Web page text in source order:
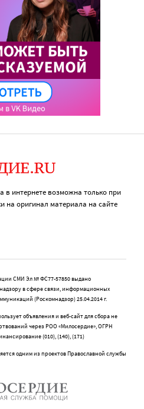
в интернете возможна только при
на оригинал материала на сайте
СМИ Эл № ФС77-57850 выдано
в сфере связи, информационных
(Роскомнадзор) 25.04.2014 г.
объявления и веб-сайт для сбора не
через РОО «Милосердие», ОГРН
(010), (140), (171)
одним из проектов Православной службы